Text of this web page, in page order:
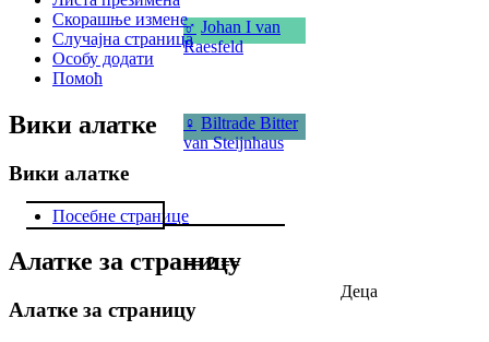
♂ Johan I van
Raesfeld
♀ Biltrade Bitter
van Steijnhaus
== 2 ==
Деца
Скорашње измене
Случајна страница
Особу додати
Помоћ
Вики алатке
Вики алатке
Посебне странице
Алатке за страницу
Алатке за страницу